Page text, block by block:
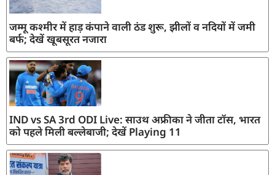
जम्मू कश्मीर में हाड़ कंपाने वाली ठंड शुरू, झीलों व नदियों में जमी
बर्फ; देखें खूबसूरत नजारा
IND vs SA 3rd ODI Live: साउथ अफ्रीका ने जीता टॉस, भारत
को पहले मिली बल्लेबाजी; देखें Playing 11